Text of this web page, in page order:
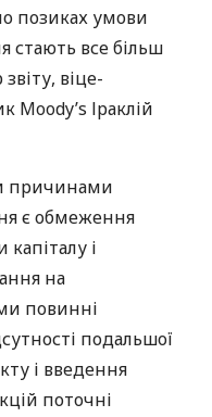
позиках умови
стають все більш
віце-
Moody’s Іраклій
причинами
є обмеження
і
на
повинні
подальшої
і введення
поточні